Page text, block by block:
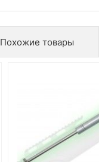
Похожие товары